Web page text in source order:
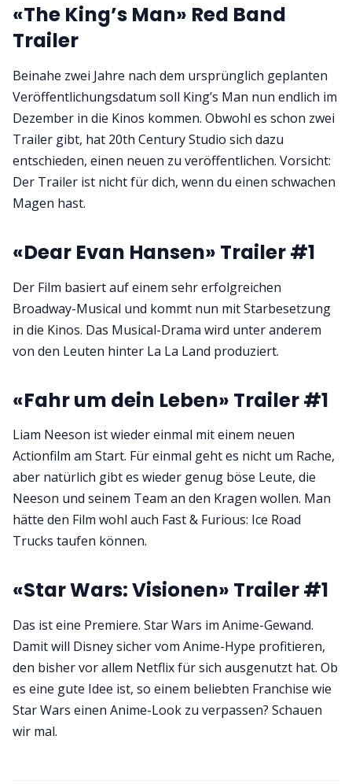
«The King’s Man» Red Band
Trailer
Beinahe zwei Jahre nach dem ursprünglich geplanten
Veröffentlichungsdatum soll King’s Man nun endlich im
Dezember in die Kinos kommen. Obwohl es schon zwei
Trailer gibt, hat 20th Century Studio sich dazu
entschieden, einen neuen zu veröffentlichen. Vorsicht:
Der Trailer ist nicht für dich, wenn du einen schwachen
Magen hast.
«Dear Evan Hansen» Trailer #1
Der Film basiert auf einem sehr erfolgreichen
Broadway-Musical und kommt nun mit Starbesetzung
in die Kinos. Das Musical-Drama wird unter anderem
von den Leuten hinter La La Land produziert.
«Fahr um dein Leben» Trailer #1
Liam Neeson ist wieder einmal mit einem neuen
Actionfilm am Start. Für einmal geht es nicht um Rache,
aber natürlich gibt es wieder genug böse Leute, die
Neeson und seinem Team an den Kragen wollen. Man
hätte den Film wohl auch Fast & Furious: Ice Road
Trucks taufen können.
«Star Wars: Visionen» Trailer #1
Das ist eine Premiere. Star Wars im Anime-Gewand.
Damit will Disney sicher vom Anime-Hype profitieren,
den bisher vor allem Netflix für sich ausgenutzt hat. Ob
es eine gute Idee ist, so einem beliebten Franchise wie
Star Wars einen Anime-Look zu verpassen? Schauen
wir mal.